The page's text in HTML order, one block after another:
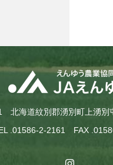
北海道紋別郡湧別町上湧別
.01586-2-2161 FAX